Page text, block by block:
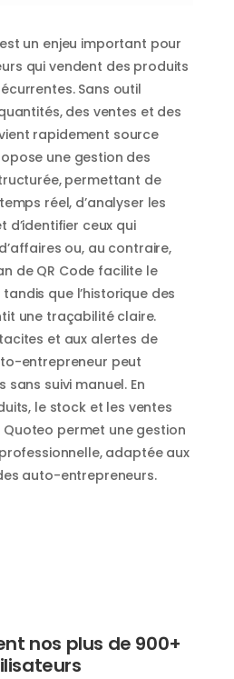
un enjeu important pour
qui vendent des produits
Sans outil
des ventes et des
rapidement source
une gestion des
permettant de
réel, d’analyser les
ceux qui
ou, au contraire,
de QR Code facilite le
que l’historique des
une traçabilité claire.
et aux alertes de
entrepreneur peut
suivi manuel. En
le stock et les ventes
Quoteo permet une gestion
adaptée aux
auto-entrepreneurs.
nos plus de 900+